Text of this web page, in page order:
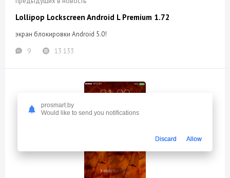
Lollipop Lockscreen Android L Premium 1.72
экран блокировки Android 5.0!
9
13 133
prosmart.by
Would like to send you notifications
Discard Allow